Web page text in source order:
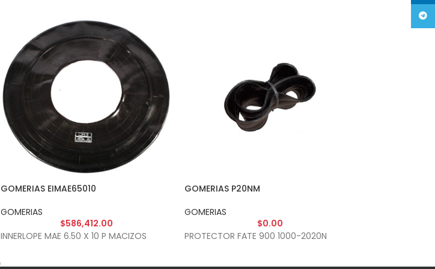
GOMERIAS EIMAE65010
GOMERIAS
$586,412.00
INNERLOPE MAE 6.50 X 10 P MACIZOS
GOMERIAS P20NM
GOMERIAS
$0.00
PROTECTOR FATE 900 1000-2020N